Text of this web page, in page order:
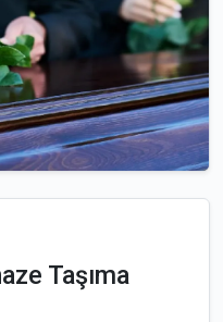
Taşıma